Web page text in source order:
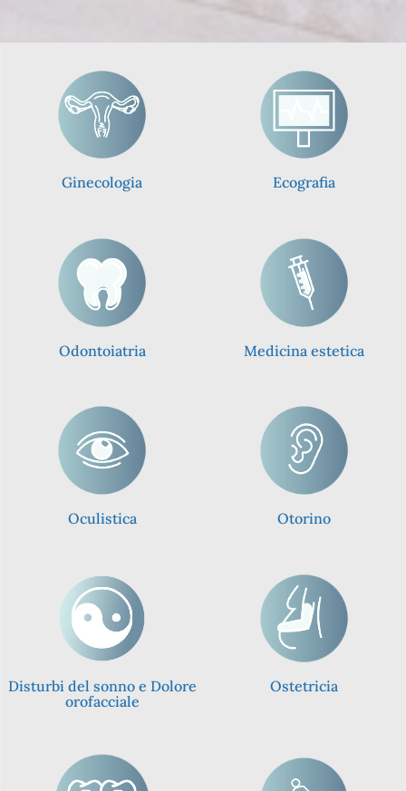
Polispecialistico a
Ginecologia Ecografia
Odontoiatria Medicina estetica
Oculistica Otorino
Disturbi del sonno e Dolore
orofacciale
Ostetricia